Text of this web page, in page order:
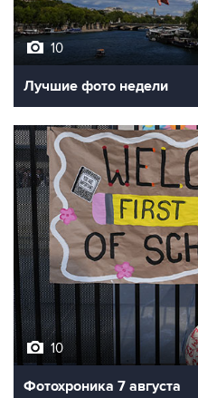
10
Лучшие фото недели
10
Фотохроника 7 августа